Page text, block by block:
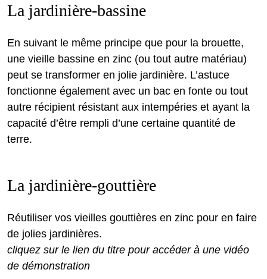
La jardinière-bassine
En suivant le même principe que pour la brouette,
une vieille bassine en zinc (ou tout autre matériau)
peut se transformer en jolie jardinière. L’astuce
fonctionne également avec un bac en fonte ou tout
autre récipient résistant aux intempéries et ayant la
capacité d’être rempli d’une certaine quantité de
terre.
La jardinière-gouttière
Réutiliser vos vieilles gouttières en zinc pour en faire
de jolies jardinières.
cliquez sur le lien du titre pour accéder à une vidéo
de démonstration